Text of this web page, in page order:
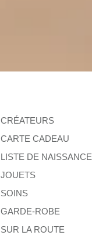
CRÉATEURS
CARTE CADEAU
LISTE DE NAISSANCE
JOUETS
SOINS
GARDE-ROBE
SUR LA ROUTE